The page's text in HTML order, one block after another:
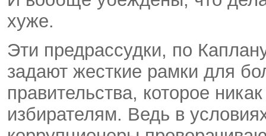
хуже.
Эти предрассудки, по
задают жесткие рамки для
правительства, которое
избирателям. Ведь в